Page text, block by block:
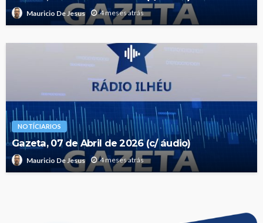
Mauricio De Jesus 4 meses atrás
NOTÍCIARIOS
Gazeta, 07 de Abril de 2026 (c/ áudio)
Mauricio De Jesus 4 meses atrás